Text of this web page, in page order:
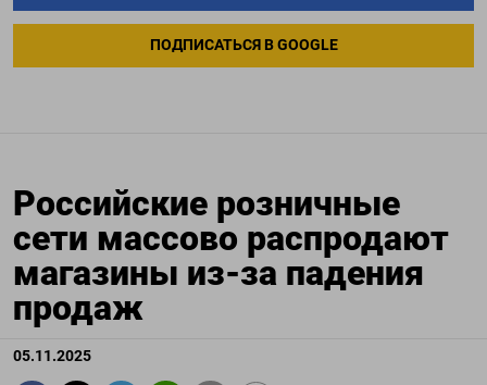
ПОДПИСАТЬСЯ В GOOGLE
Российские розничные
сети массово распродают
магазины из-за падения
продаж
05.11.2025